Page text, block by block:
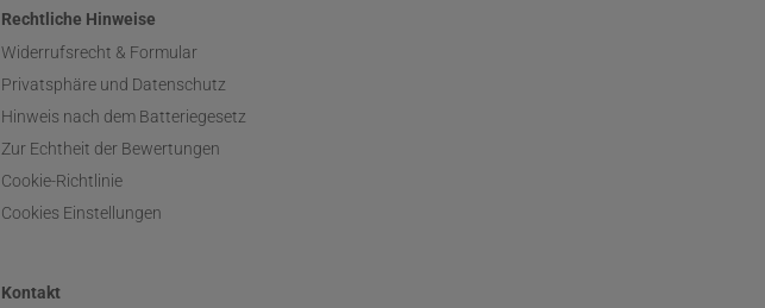
Rechtliche Hinweise
Widerrufsrecht & Formular
Privatsphäre und Datenschutz
Hinweis nach dem Batteriegesetz
Zur Echtheit der Bewertungen
Cookie-Richtlinie
Cookies Einstellungen
Kontakt